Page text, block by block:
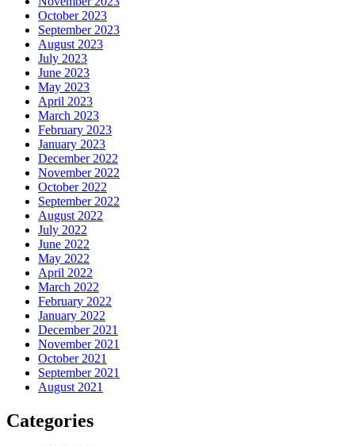
October 2023
September 2023
August 2023
July 2023
June 2023
May 2023
April 2023
March 2023
February 2023
January 2023
December 2022
November 2022
October 2022
September 2022
August 2022
July 2022
June 2022
May 2022
April 2022
March 2022
February 2022
January 2022
December 2021
November 2021
October 2021
September 2021
August 2021
Categories